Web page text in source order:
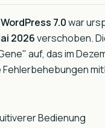
WordPress 7.0war
2026verschoben.
auf, das im
Bedienung